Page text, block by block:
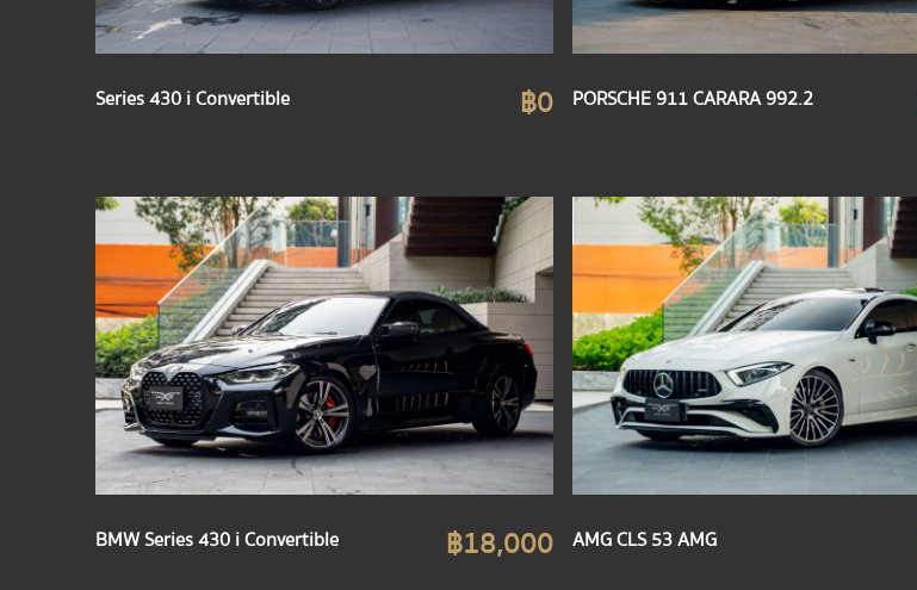
Series 430 i Convertible ฿0 PORSCHE 911 CARARA 992.2
BMW Series 430 i Convertible ฿18,000 AMG CLS 53 AMG